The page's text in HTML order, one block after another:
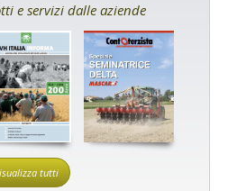
e servizi dalle aziende
tutti